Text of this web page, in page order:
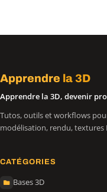
Apprendre la 3D
Apprendre la 3D, devenir
Tutos, outils et workflows
modélisation, rendu, textures
CATÉGORIES
Bases 3D